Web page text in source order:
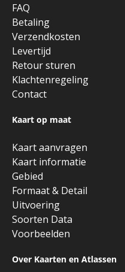
FAQ
Betaling
Verzendkosten
Levertijd
Retour sturen
Klachtenregeling
Contact
Kaart op maat
Kaart aanvragen
Kaart informatie
Gebied
Formaat & Detail
Uitvoering
Soorten Data
Voorbeelden
Over Kaarten en Atlassen